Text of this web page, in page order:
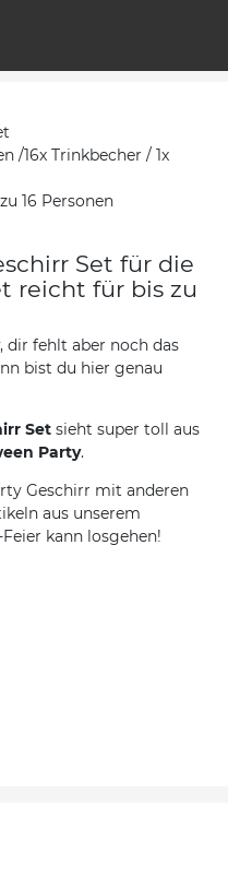
/16x Trinkbecher / 1x
16 Personen
Set für die
reicht für bis zu
, dir fehlt aber noch das
bist du hier genau
Set sieht super toll aus
Party.
Geschirr mit anderen
aus unserem
kann losgehen!